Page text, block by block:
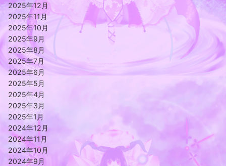
2025年12月
2025年11月
2025年10月
2025年9月
2025年8月
2025年7月
2025年6月
2025年5月
2025年4月
2025年3月
2025年1月
2024年12月
2024年11月
2024年10月
2024年9月